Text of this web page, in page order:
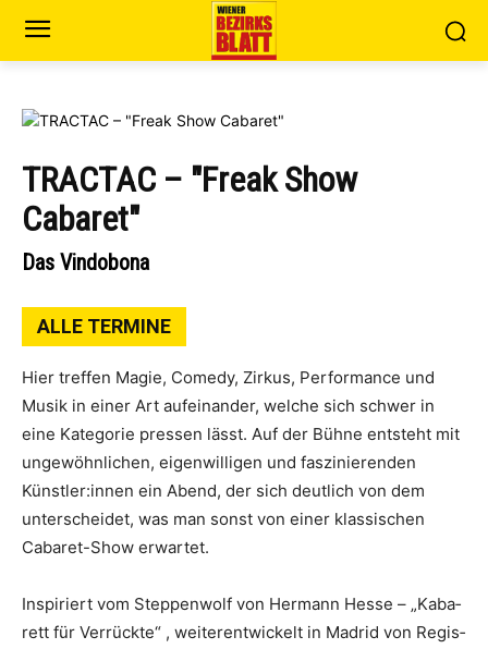
TRACTAC – "Freak Show
Cabaret"
Das Vindobona
ALLE TERMINE
Hier tref­fen Magie, Come­dy, Zir­kus, Per­for­mance und
Musik in einer Art auf­ein­an­der, wel­che sich schwer in
eine Kate­go­rie pres­sen lässt. Auf der Büh­ne ent­steht mit
unge­wöhn­li­chen, eigen­wil­li­gen und fas­zi­nie­ren­den
Künstler:innen ein Abend, der sich deut­lich von dem
unter­schei­det, was man sonst von einer klas­si­schen
Caba­ret-Show erwartet.
Inspi­riert vom Step­pen­wolf von Her­mann Hes­se – ​„Kaba­
rett für Ver­rück­te“ , wei­ter­ent­wi­ckelt in Madrid von Regis­